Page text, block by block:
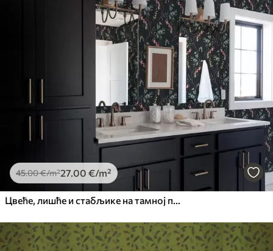
45.00€/m²27.00 €/m²
Цвеће, лишће и стабљике на тамној позадини